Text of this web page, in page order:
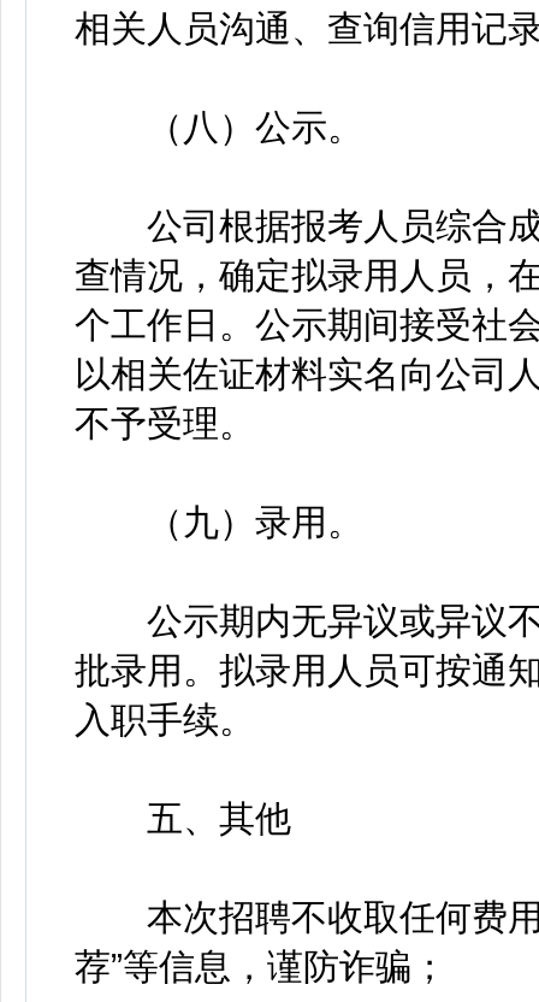
相关人员沟通、查询信用记
（八）公示。
公司根据报考人员综合成
查情况，确定拟录用人员，
个工作日。公示期间接受社
以相关佐证材料实名向公司
不予受理。
（九）录用。
公示期内无异议或异议不
批录用。拟录用人员可按通
入职手续。
五、其他
本次招聘不收取任何费用
荐”等信息，谨防诈骗；